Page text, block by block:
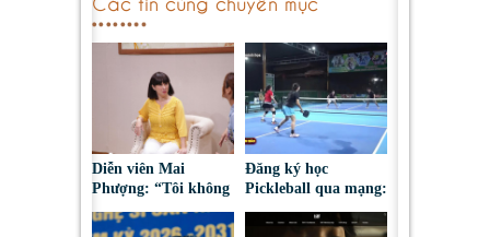
Diễn viên Mai
Phượng: “Tôi không
những gì mình đã
Đăng ký học
Pickleball qua mạng:
đoạt tài sản